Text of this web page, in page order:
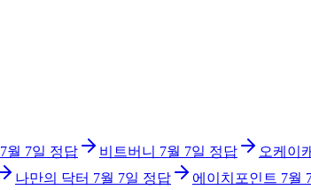
7월 7일 정답 비트버니 7월 7일 정답 오케이
나만의 닥터 7월 7일 정답 에이치포인트 7월